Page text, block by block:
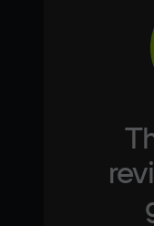
Video
DirectX(R):